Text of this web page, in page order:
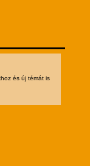
és új témát is